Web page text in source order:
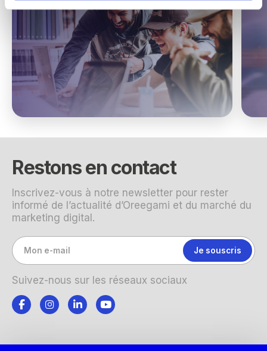
Restons en contact
Inscrivez-vous à notre newsletter pour rester
informé de l’actualité d’Oreegami et du marché du
marketing digital.
Suivez-nous sur les réseaux sociaux